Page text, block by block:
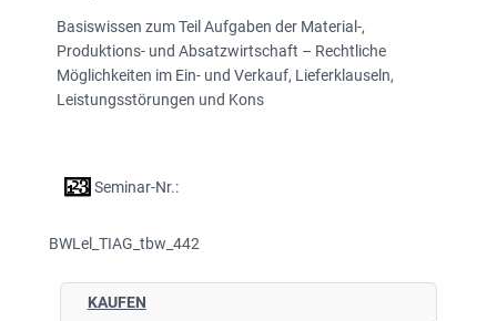
Basiswissen zum Teil Aufgaben der Material-,
Produktions- und Absatzwirtschaft – Rechtliche
Möglichkeiten im Ein- und Verkauf, Lieferklauseln,
Leistungsstörungen und Kons
Seminar-Nr.:
BWLel_TIAG_tbw_442
KAUFEN